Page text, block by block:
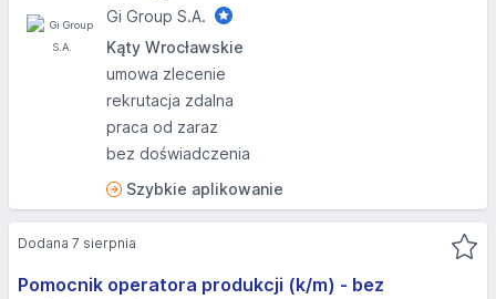
Gi Group S.A.
Kąty Wrocławskie
umowa zlecenie
rekrutacja zdalna
praca od zaraz
bez doświadczenia
Szybkie aplikowanie
Pomocnik operatora produkcji (k/m) - bez
Dodana 7 sierpnia